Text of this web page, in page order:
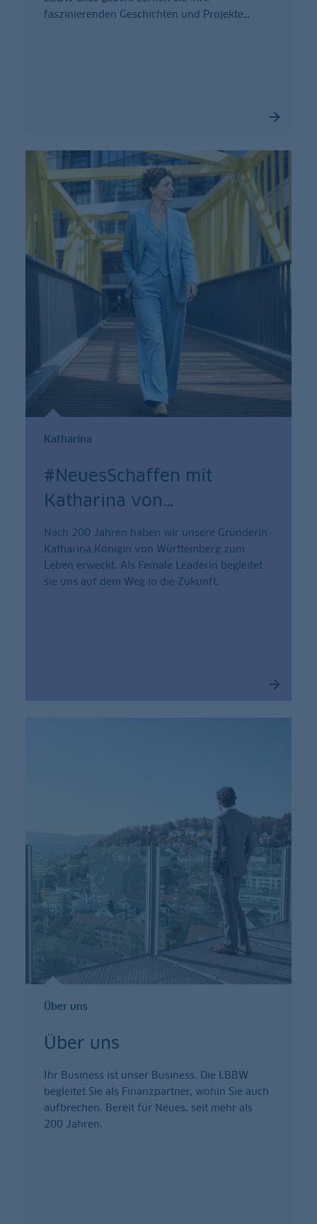
faszinierenden Geschichten und Projekte…
Katharina
#NeuesSchaffen mit
Katharina von…
Nach 200 Jahren haben wir unsere Gründerin
Katharina Königin von Württemberg zum
Leben erweckt. Als Female Leaderin begleitet
sie uns auf dem Weg in die Zukunft.
Über uns
Über uns
Ihr Business ist unser Business. Die LBBW
begleitet Sie als Finanzpartner, wohin Sie auch
aufbrechen. Bereit für Neues, seit mehr als
200 Jahren.